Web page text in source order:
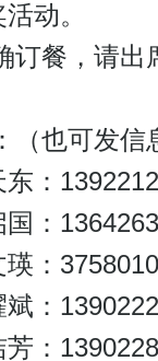
动。
订餐，请出
（也可发信
：
：
：
：
：